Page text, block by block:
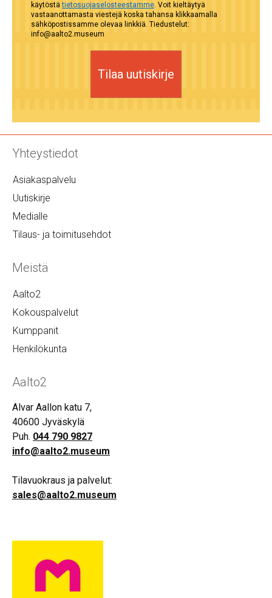
käytöstätietosuojaselosteestamme. Voit kieltäytyä
vastaanottamasta viestejä koska tahansa klikkaamalla
sähköpostissamme olevaa linkkiä. Tiedustelut:
info@aalto2.museum
Tilaa uutiskirje
Yhteystiedot
Asiakaspalvelu
Uutiskirje
Medialle
Tilaus- ja toimitusehdot
Meistä
Aalto2
Kokouspalvelut
Kumppanit
Henkilökunta
Aalto2
Alvar Aallon katu 7,
40600 Jyväskylä
Puh. 044 790 9827
info@aalto2.museum
Tilavuokraus ja palvelut:
sales@aalto2.museum